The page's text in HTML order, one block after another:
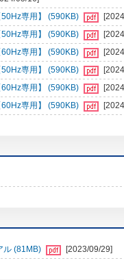
専用】 (590KB)
専用】 (590KB)
専用】 (590KB)
専用】 (590KB)
専用】 (590KB)
専用】 (590KB)
ル (81MB) [2023/09/29]